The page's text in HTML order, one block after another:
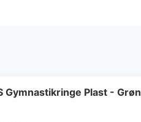
Gymnastikringe Plast - Grøn